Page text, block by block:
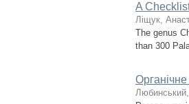
A
Ліщук,
The genus
than 300